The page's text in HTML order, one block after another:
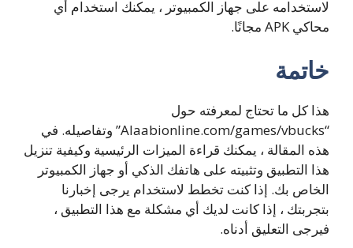
لاستخدامه على جهاز الكمبيوتر ، يمكنك استخدام أي
محاكي APK مجانًا.
خاتمة
هذا كل ما تحتاج لمعرفته حول
“Alaabionline.com/games/vbucks” وتفاصيله. في
هذه المقالة ، يمكنك قراءة الميزات الرئيسية وكيفية تنزيل
هذا التطبيق وتثبيته على هاتفك الذكي أو جهاز الكمبيوتر
الخاص بك. إذا كنت تخطط لاستخدام يرجى إخبارنا
بتجربتك ، إذا كانت لديك أي مشكلة مع هذا التطبيق ،
فيرجى التعليق أدناه.